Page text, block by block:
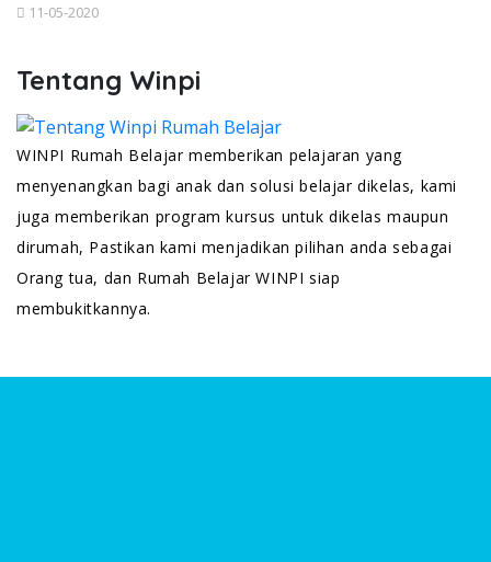
11-05-2020
Tentang Winpi
WINPI Rumah Belajar memberikan pelajaran yang
menyenangkan bagi anak dan solusi belajar dikelas, kami
juga memberikan program kursus untuk dikelas maupun
dirumah, Pastikan kami menjadikan pilihan anda sebagai
Orang tua, dan Rumah Belajar WINPI siap
membukitkannya.